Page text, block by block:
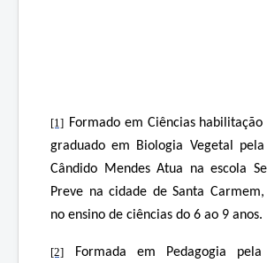
[1] Formado em Ciências habilitação
graduado em Biologia Vegetal pela
Cândido Mendes Atua na escola
Preve na cidade de Santa
no ensino de ciências do 6 ao 9 anos.
[2]
Formada em Pedagogia pela